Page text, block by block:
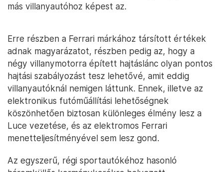
más villanyautóhoz képest az.
Erre részben a Ferrari márkához társított értékek
adnak magyarázatot, részben pedig az, hogy a
négy villanymotorra épített hajtáslánc olyan pontos
hajtási szabályozást tesz lehetővé, amit eddig
villanyautóknál nemigen láttunk. Ennek, illetve az
elektronikus futóműállítási lehetőségnek
köszönhetően biztosan különleges élmény lesz a
Luce vezetése, és az elektromos Ferrari
menetteljesítményével sem lesz gond.
Az egyszerű, régi sportautókéhoz hasonló